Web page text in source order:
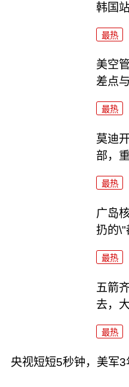
韩国
最热
美空
差点
最热
莫迪
部，
最热
广岛
扔的\"
最热
五箭
去，
最热
央视短短5秒钟，美军